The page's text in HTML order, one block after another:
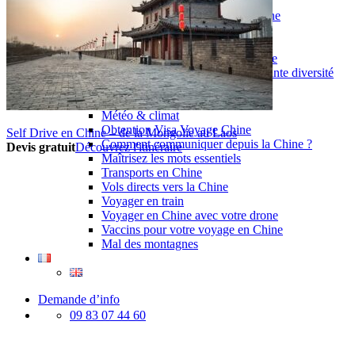
Les plus belles montagnes de Chine
Les plus belles balades de Chine
La Chine vue du ciel
Visiter la Chine pour voir le monde
Les langues en Chine : une étonnante diversité
Préparer son voyage en Chine
Notre sélection d’hôtels en Chine
Météo & climat
Obtention Visa Voyage Chine
Comment communiquer depuis la Chine ?
Maîtrisez les mots essentiels
Transports en Chine
Vols directs vers la Chine
Voyager en train
Voyager en Chine avec votre drone
Vaccins pour votre voyage en Chine
Mal des montagnes
Demande d’info
09 83 07 44 60
Self Drive en Chine – de la Mongolie au Laos
Devis gratuitDécouvrez l'itinéraire